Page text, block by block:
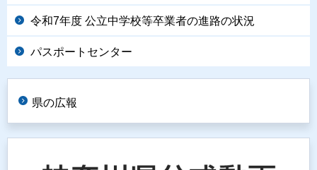
令和7年度 公立中学校等卒業者の進路の状況
パスポートセンター
県の広報